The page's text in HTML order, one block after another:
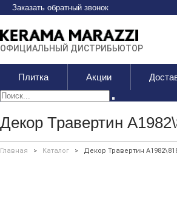
Заказать обратный звонок
ОФИЦИАЛЬНЫЙ ДИСТРИБЬЮТОР
Плитка Акции
Декор Травертин
Главная > Каталог > Декор Травертин